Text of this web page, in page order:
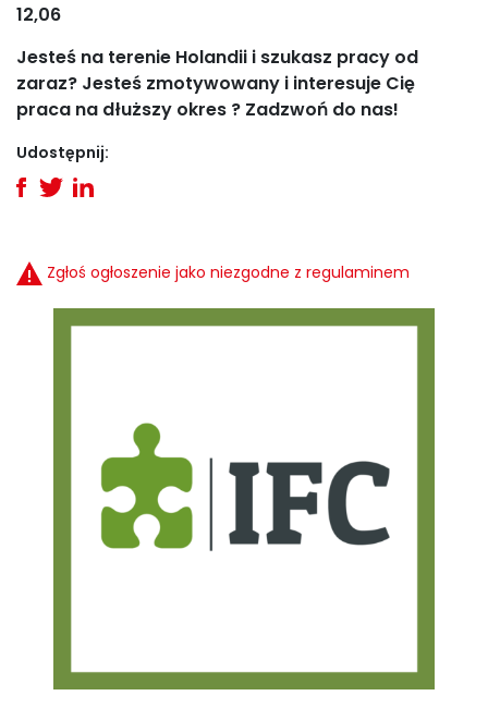
12,06
Jesteś na terenie Holandii i szukasz pracy od
zaraz? Jesteś zmotywowany i interesuje Cię
praca na dłuższy okres ? Zadzwoń do nas!
Udostępnij:
Zgłoś ogłoszenie jako niezgodne z regulaminem